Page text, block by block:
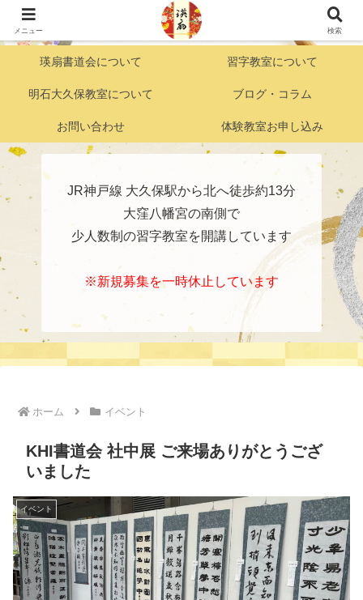
明石市大久保『好きこそものの上手なれ』がモットーの こども習字・かきかた
教室
瑛扇書道会について 習字教室について
明石大久保教室について ブログ・コラム
お問い合わせ 体験教室お申し込み
JR神戸線 大久保駅から北へ徒歩約13分
大窪八幡宮の南側で
少人数制の習字教室を開講しています
※新規募集を一時休止しています
ホーム イベント
KHI書道会 社中展 ご来場ありがとうござ
いました
イベント
メニュー 検索